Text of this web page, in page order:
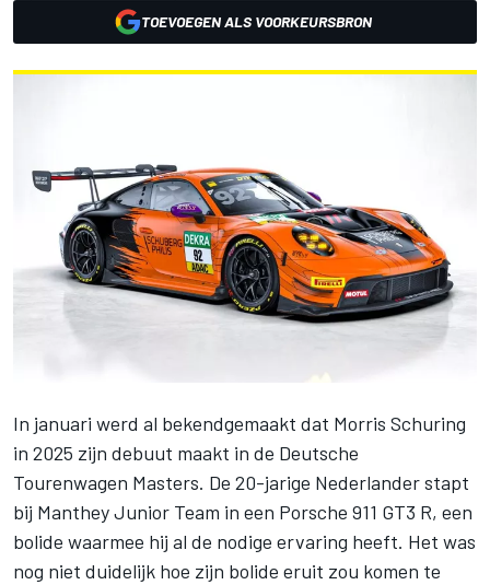
TOEVOEGEN ALS VOORKEURSBRON
In januari werd al bekendgemaakt dat Morris Schuring
in 2025 zijn debuut maakt in de Deutsche
Tourenwagen Masters. De 20-jarige Nederlander stapt
bij Manthey Junior Team in een Porsche 911 GT3 R, een
bolide waarmee hij al de nodige ervaring heeft. Het was
nog niet duidelijk hoe zijn bolide eruit zou komen te